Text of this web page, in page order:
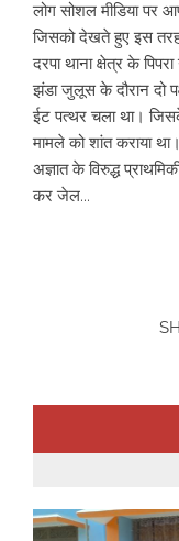
लोग सोशल मीडिया पर
जिसको देखते हुए इस
दरपा थाना क्षेत्र के
झंडा जुलूस के दौरान दो
ईट पत्थर चला था।
मामले को शांत कराया
अज्ञात के विरुद्ध
कर जेल...